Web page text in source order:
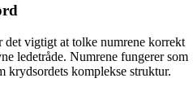
vigtigt at tolke numrene korrekt
ledetråde. Numrene fungerer som
krydsordets komplekse struktur.